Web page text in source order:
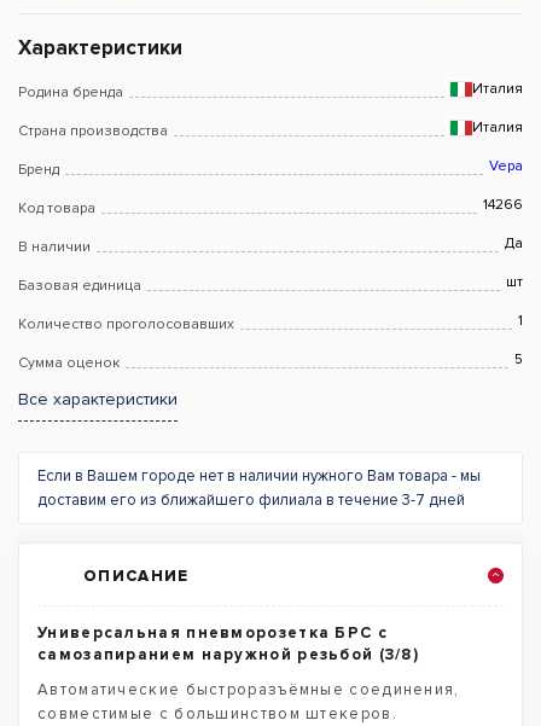
Характеристики
Родина бренда Италия
Страна производства Италия
Бренд Vepa
Код товара 14266
В наличии Да
Базовая единица шт
Количество проголосовавших 1
Сумма оценок 5
Все характеристики
Если в Вашем городе нет в наличии нужного Вам товара - мы
доставим его из ближайшего филиала в течение 3-7 дней
ОПИСАНИЕ
Универсальная пневморозетка БРС с
самозапиранием наружной резьбой (3/8)
Автоматические быстроразъёмные соединения,
совместимые с большинством штекеров.